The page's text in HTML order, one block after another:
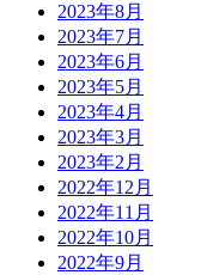
2023年8月
2023年7月
2023年6月
2023年5月
2023年4月
2023年3月
2023年2月
2022年12月
2022年11月
2022年10月
2022年9月